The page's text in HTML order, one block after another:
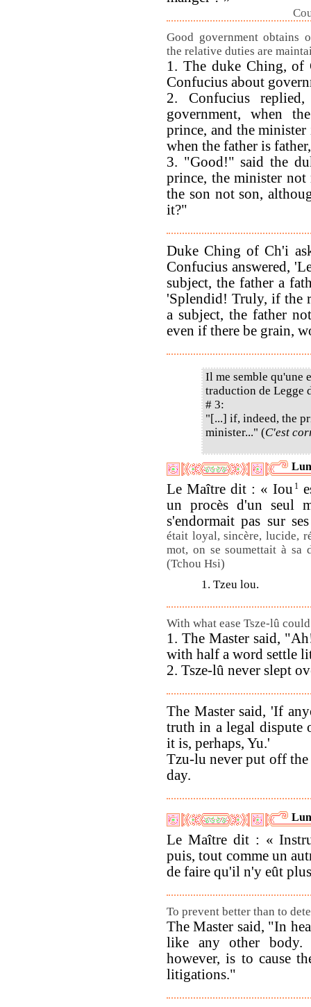
Good government obtains
the relative duties are
1. The duke Ching, of
Confucius about
2. Confucius
government, when
prince, and the
when the father is
3. "Good!" said the
prince, the minister not
the son not son,
it?"
Duke Ching of Ch'i
Confucius answered,
subject, the father a
'Splendid! Truly, if the
a subject, the father
even if there be grain,
Il me semble qu'une
traduction de Legge
# 3:
"[...] if, indeed, the
minister..." (C'est
Le Maître dit : « Iou 1
un procès d'un seul
s'endormait pas sur
était loyal, sincère, lucide,
mot, on se soumettait à sa
(Tchou Hsi)
1. Tzeu lou.
With what ease Tsze-lû
1. The Master said,
with half a word settle
2. Tsze-lû never slept
The Master said, 'If
truth in a legal dispute
it is, perhaps, Yu.'
Tzu-lu never put off
day.
Le Maître dit : «
puis, tout comme un
de faire qu'il n'y eût
To prevent better than to
The Master said, "In
like any other body.
however, is to cause
litigations."